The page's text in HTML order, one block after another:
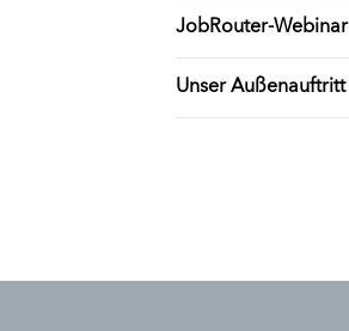
JobRouter-
Unser